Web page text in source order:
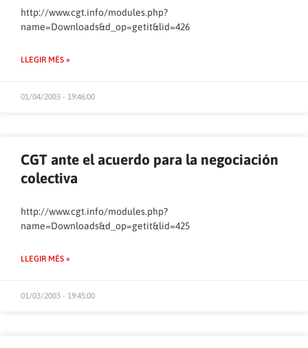
http://www.cgt.info/modules.php?
name=Downloads&d_op=getit&lid=426
LLEGIR MÉS »
01/04/2003 - 19:46:00
CGT ante el acuerdo para la negociación
colectiva
http://www.cgt.info/modules.php?
name=Downloads&d_op=getit&lid=425
LLEGIR MÉS »
01/03/2003 - 19:45:00